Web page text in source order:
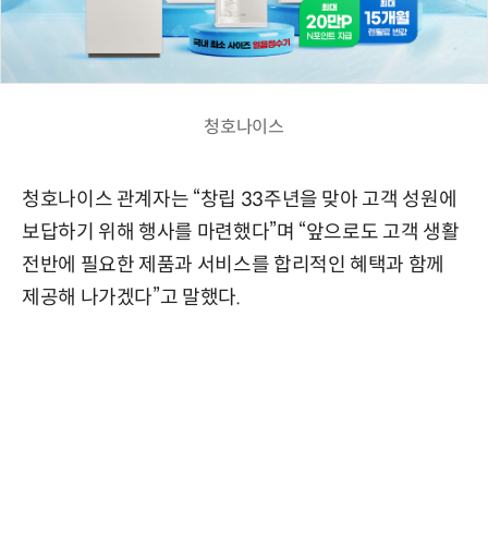
청호나이스
청호나이스 관계자는 “창립 33주년을 맞아 고객 성원에
보답하기 위해 행사를 마련했다”며 “앞으로도 고객 생활
전반에 필요한 제품과 서비스를 합리적인 혜택과 함께
제공해 나가겠다”고 말했다.